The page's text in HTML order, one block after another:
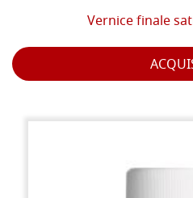
Vernice finale